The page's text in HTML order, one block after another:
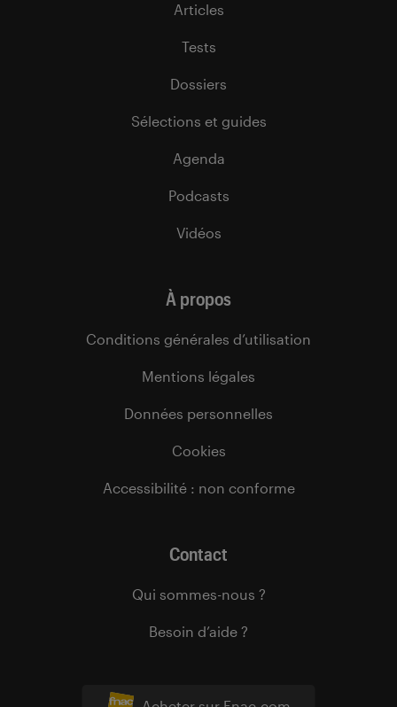
Articles
Tests
Dossiers
Sélections et guides
Agenda
Podcasts
Vidéos
À propos
Conditions générales d’utilisation
Mentions légales
Données personnelles
Cookies
Accessibilité : non conforme
Contact
Qui sommes-nous ?
Besoin d’aide ?